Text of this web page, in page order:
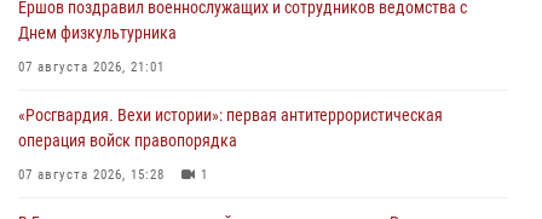
Ершов поздравил военнослужащих и сотрудников ведомства с
Днем физкультурника
07 августа 2026, 21:01
«Росгвардия. Вехи истории»: первая антитеррористическая
операция войск правопорядка
07 августа 2026, 15:28 1